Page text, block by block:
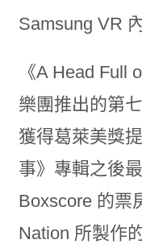
Samsung VR
《A Head Full
樂團推出的第
獲得葛萊美獎
事》專輯之後
Boxscore 的票
Nation 所製作